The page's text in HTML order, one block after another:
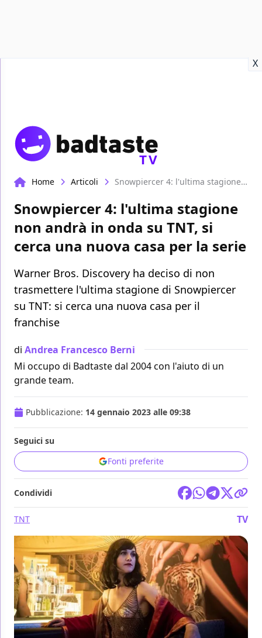
X
TV
Home Articoli Snowpiercer 4: l'ultima stagione non andrà in onda su TNT, si cerca una nuova casa per la serie
Snowpiercer 4: l'ultima stagione
non andrà in onda su TNT, si
cerca una nuova casa per la serie
Warner Bros. Discovery ha deciso di non
trasmettere l'ultima stagione di Snowpiercer
su TNT: si cerca una nuova casa per il
franchise
di Andrea Francesco Berni
Mi occupo di Badtaste dal 2004 con l'aiuto di un
grande team.
Pubblicazione: 14 gennaio 2023 alle 09:38
Seguici su
Fonti preferite
Condividi
TNT TV